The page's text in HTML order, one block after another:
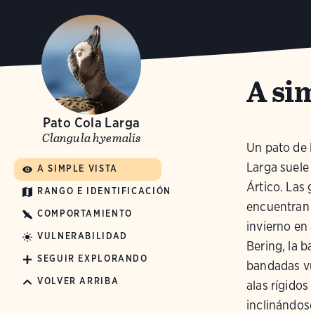
Pato Cola Larga
Clangula hyemalis
A SIMPLE VISTA
RANGO E IDENTIFICACIÓN
COMPORTAMIENTO
VULNERABILIDAD
SEGUIR EXPLORANDO
VOLVER ARRIBA
A
Un pato de
Larga
Ártico. Las
invierno en
Bering, la
bandadas
alas